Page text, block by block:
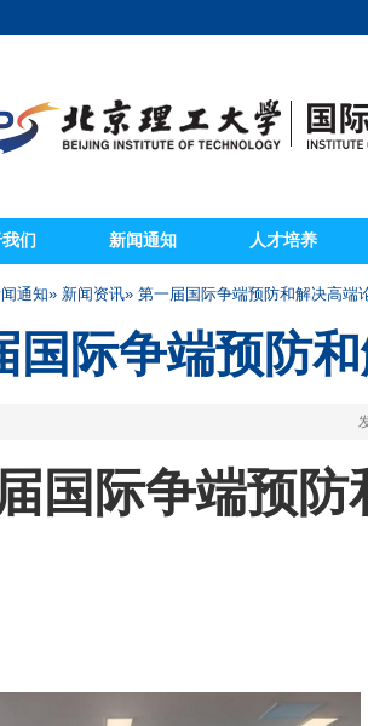
们 新闻通知 人才培养
通知» 新闻资讯» 第一届国际争端预防和解决高端
国际争端预防
国际争端预